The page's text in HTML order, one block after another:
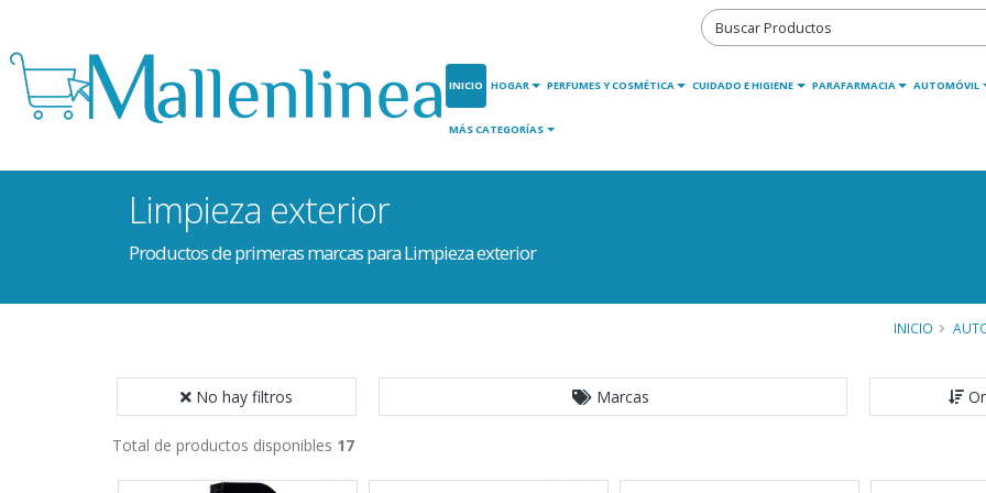
INICIO HOGAR PERFUMES Y COSMÉTICA CUIDADO E HIGIENE PARAFARMACIA AUTOMÓVIL
MÁS CATEGORÍAS
Limpieza exterior
Productos de primeras marcas para Limpieza exterior
INICIO
No hay filtros Marcas
Total de productos disponibles 17